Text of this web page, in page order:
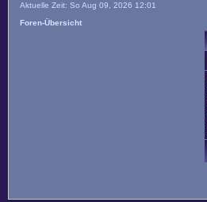
Aktuelle Zeit: So Aug 09, 2026 12:01
Foren-Übersicht